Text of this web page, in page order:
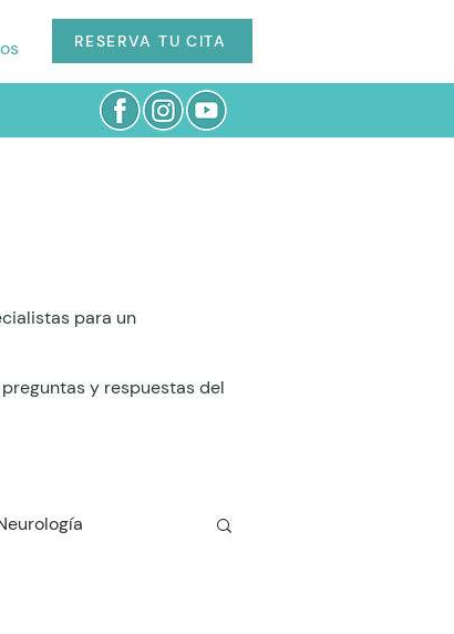
RESERVA TU CITA
para un
y respuestas del